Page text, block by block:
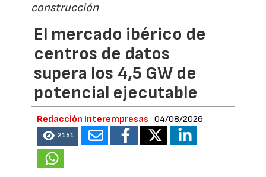
construcción
El mercado ibérico de
centros de datos
supera los 4,5 GW de
potencial ejecutable
Redacción Interempresas 04/08/2026
2151